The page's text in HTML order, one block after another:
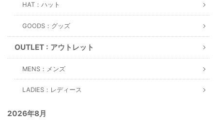
HAT：ハット
GOODS：グッズ
OUTLET : アウトレット
MENS：メンズ
LADIES：レディース
2026年8月